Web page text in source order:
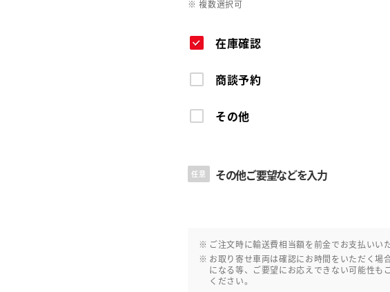
※ 複数選択可
在庫確認
商談予約
その他
任意 その他ご要望などを入力
ご注文時に輸送費相当額を前金でお支払いい
お取り寄せ車両は確認にお時間をいただく場
になる等、ご要望にお応えできない可能性も
ください。